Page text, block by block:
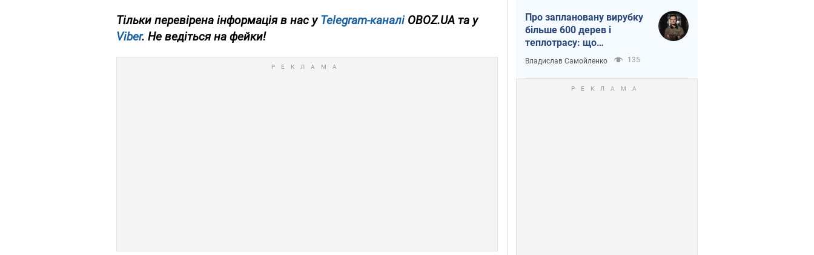
Тільки перевірена інформація в нас уTelegram-каналіOBOZ.UA та у
Viber. Не ведіться на фейки!
Про заплановану вирубку
більше 600 дерев і
теплотрасу: що
відбувається на Теремках
у Києві
Владислав Самойленко 135